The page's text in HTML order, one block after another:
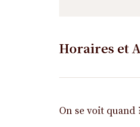
Horaires et
On se voit quand
Horaires
Horaires